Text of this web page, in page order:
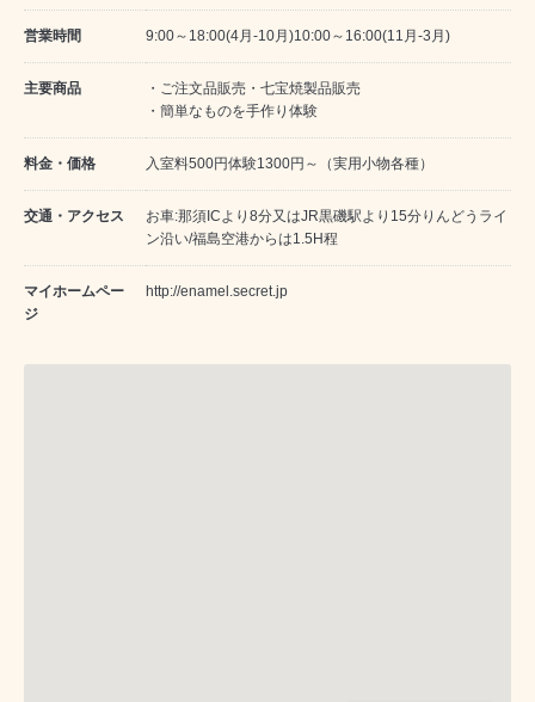
営業時間 9:00～18:00(4月-10月)10:00～16:00(11月-3月)
主要商品
・ご注文品販売・七宝焼製品販売
・簡単なものを手作り体験
料金・価格 入室料500円体験1300円～（実用小物各種）
交通・アクセス
お車:那須ICより8分又はJR黒磯駅より15分りんどうライ
ン沿い/福島空港からは1.5H程
マイホームペー
ジ
http://enamel.secret.jp